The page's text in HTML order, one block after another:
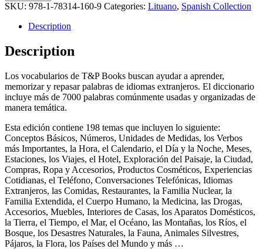
SKU: 978-1-78314-160-9 Categories: Lituano, Spanish Collection
Description
Description
Los vocabularios de T&P Books buscan ayudar a aprender,
memorizar y repasar palabras de idiomas extranjeros. El diccionario
incluye más de 7000 palabras comúnmente usadas y organizadas de
manera temática.
Esta edición contiene 198 temas que incluyen lo siguiente:
Conceptos Básicos, Números, Unidades de Medidas, los Verbos
más Importantes, la Hora, el Calendario, el Día y la Noche, Meses,
Estaciones, los Viajes, el Hotel, Exploración del Paisaje, la Ciudad,
Compras, Ropa y Accesorios, Productos Cosméticos, Experiencias
Cotidianas, el Teléfono, Conversaciones Telefónicas, Idiomas
Extranjeros, las Comidas, Restaurantes, la Familia Nuclear, la
Familia Extendida, el Cuerpo Humano, la Medicina, las Drogas,
Accesorios, Muebles, Interiores de Casas, los Aparatos Domésticos,
la Tierra, el Tiempo, el Mar, el Océano, las Montañas, los Ríos, el
Bosque, los Desastres Naturales, la Fauna, Animales Silvestres,
Pájaros, la Flora, los Países del Mundo y más …